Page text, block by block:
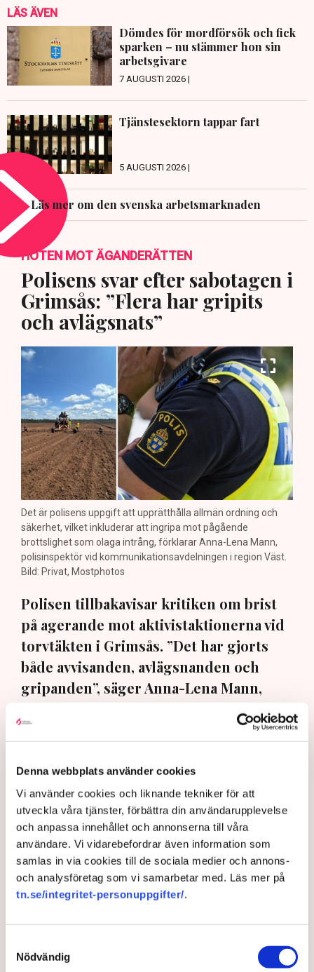
Denna webbplats använder cookies
Vi använder cookies och liknande tekniker för att
utveckla våra tjänster, förbättra din användarupplevelse
och anpassa innehållet och annonserna till våra
användare. Vi vidarebefordrar även information som
samlas in via cookies till de sociala medier och annons-
och analysföretag som vi samarbetar med. Läs mer på
tn.se/integritet-personuppgifter/.
Nödvändig
LÄS ÄVEN
Dömdes för mordförsök och fick
sparken – nu stämmer hon sin
arbetsgivare
7 AUGUSTI 2026 |
Tjänstesektorn tappar fart
5 AUGUSTI 2026 |
Läs mer om den svenska arbetsmarknaden
HOTEN MOT ÄGANDERÄTTEN
Polisens svar efter sabotagen i
Grimsås: ”Flera har gripits
och avlägsnats”
Det är polisens uppgift att upprätthålla allmän ordning och
säkerhet, vilket inkluderar att ingripa mot pågående
brottslighet som olaga intrång, förklarar Anna-Lena Mann,
polisinspektör vid kommunikationsavdelningen i region Väst.
Bild: Privat, Mostphotos
Polisen tillbakavisar kritiken om brist
på agerande mot aktivistaktionerna vid
torvtäkten i Grimsås. ”Det har gjorts
både avvisanden, avlägsnanden och
gripanden”, säger Anna-Lena Mann,
polisinspektör i region Väst, till TN.
Torvtäkten i Grimsås i Tranemo kommun har sedan 28
efter att aktivister har klättrat upp på
Neovas maskiner, grävt igen diken och spridit
ogräsfrön över täkten.
Aktivisterna klättrar upp på
maskiner – polisen kan inte
avvisa dem: ”Upptrappning
på helt ny nivå”
Näringsliv
Torvtäkten i Grimsås har stoppats av aktivister